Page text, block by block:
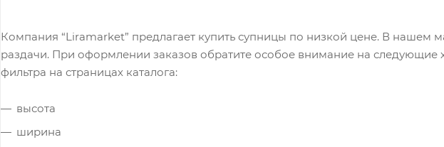
Компания “Liramarket” предлагает купить супницы по низкой цене. В нашем
раздачи. При оформлении заказов обратите особое внимание на следующие
фильтра на страницах каталога:
высота
ширина